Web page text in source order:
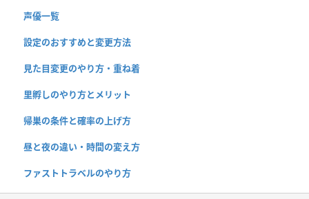
声優一覧
設定のおすすめと変更方法
見た目変更のやり方・重ね着
里孵しのやり方とメリット
帰巣の条件と確率の上げ方
昼と夜の違い・時間の変え方
ファストトラベルのやり方